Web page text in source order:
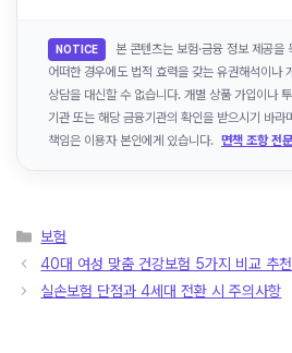
NOTICE
본 콘텐츠는 보험·금융 정보 제공을
어떠한 경우에도 법적 효력을 갖는 유권해석이나
상담을 대신할 수 없습니다. 개별 상품 가입이나
기관 또는 해당 금융기관의 확인을 받으시기 바라
책임은 이용자 본인에게 있습니다. 면책 조항 전
카
테
리
보험
40대 여성 맞춤 건강보험 5가지 비교 추천
실손보험 단점과 4세대 전환 시 주의사항